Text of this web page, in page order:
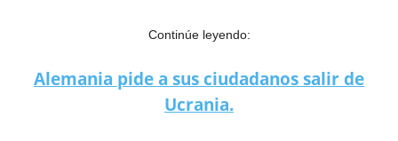
Continúe leyendo:
Alemania pide a sus ciudadanos salir de
Ucrania.